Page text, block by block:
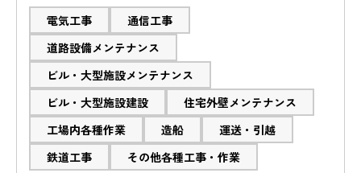
電気工事
通信工事
道路設備メンテナンス
ビル・大型施設メンテナンス
ビル・大型施設建設
住宅外壁メンテナンス
工場内各種作業
造船
運送・引越
鉄道工事
その他各種工事・作業